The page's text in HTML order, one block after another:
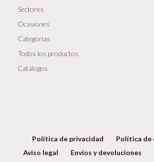
Sectores
Ocasiones
Categorias
Todos los productos
Catálogos
Política de privacidad
Política de
Aviso legal
Envíos y devoluciones